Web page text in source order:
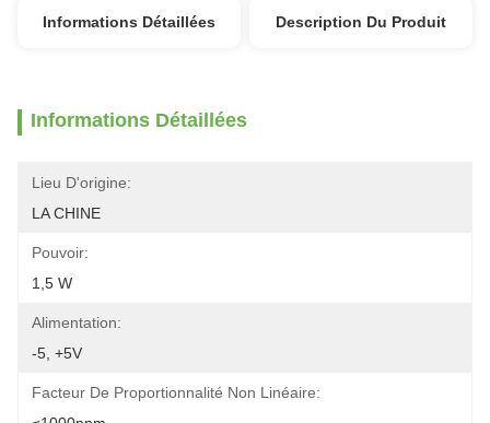
Informations Détaillées Description Du Produit
Informations Détaillées
Lieu D'origine:
LA CHINE
Pouvoir:
1,5 W
Alimentation:
-5, +5V
Facteur De Proportionnalité Non Linéaire: